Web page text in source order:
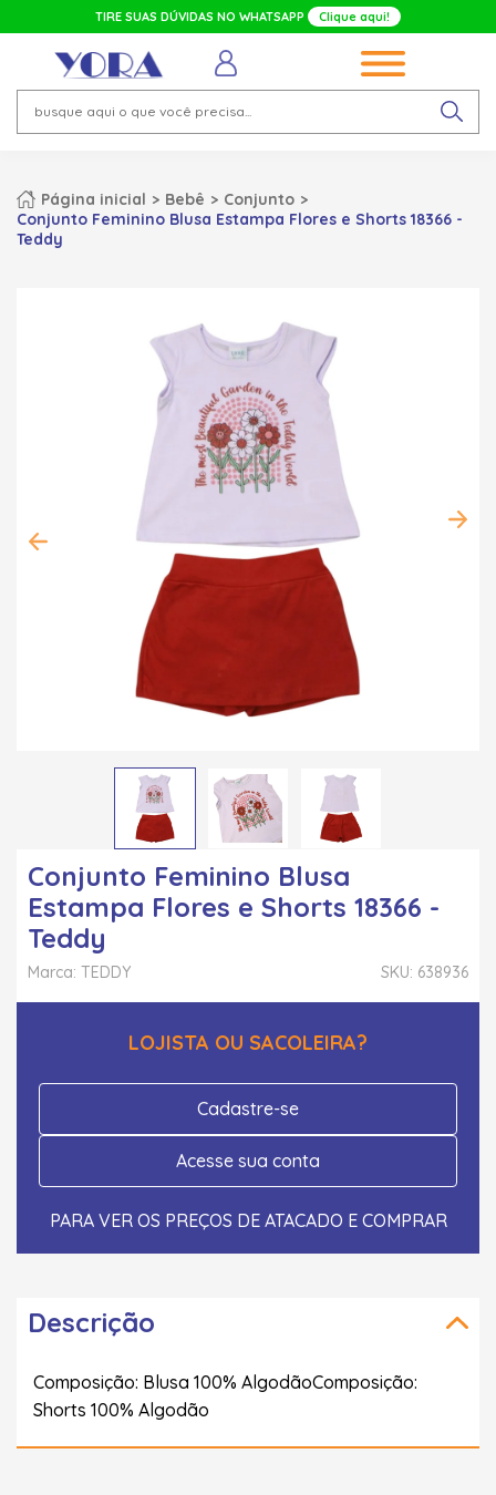
TIRE SUAS DÚVIDAS NO WHATSAPP Clique aqui!
Página inicial Bebê
Conjunto
Conjunto Feminino Blusa Estampa Flores e Shorts 18366 -
Teddy
Conjunto Feminino Blusa
Estampa Flores e Shorts 18366 -
Teddy
SKU: 638936
Marca: TEDDY
LOJISTA OU SACOLEIRA?
Cadastre-se
Acesse sua conta
PARA VER OS PREÇOS DE ATACADO E COMPRAR
Descrição
Composição: Blusa 100% AlgodãoComposição:
Shorts 100% Algodão